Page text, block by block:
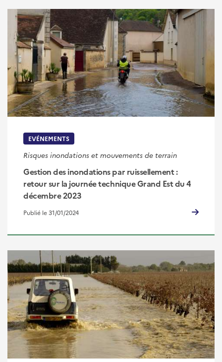
EVÉNEMENTS
Risques inondations et mouvements de terrain
Gestion des inondations par ruissellement :
retour sur la journée technique Grand Est du 4
décembre 2023
Publié le 31/01/2024